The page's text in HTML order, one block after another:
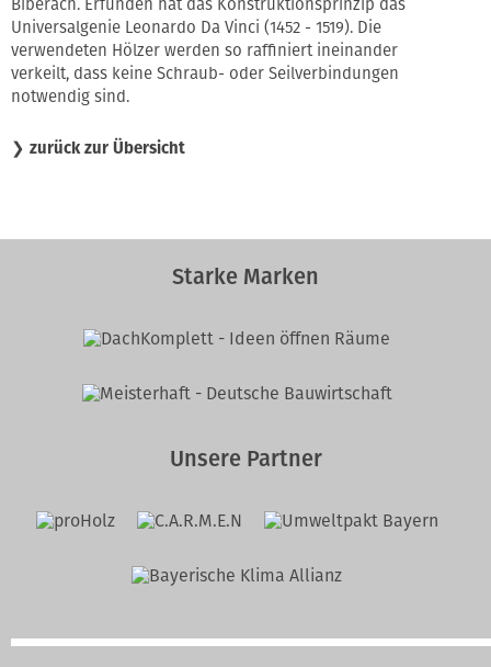
Universalgenie Leonardo Da Vinci (1452 - 1519). Die
verwendeten Hölzer werden so raffiniert ineinander
verkeilt, dass keine Schraub- oder Seilverbindungen
notwendig sind.
❯ zurück zur Übersicht
Starke Marken
Unsere Partner